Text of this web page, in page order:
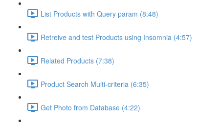
List Products with Query param (8:48)
Retreive and test Products using Insomnia (4:57)
Related Products (7:38)
Product Search Multi-criteria (6:35)
Get Photo from Database (4:22)